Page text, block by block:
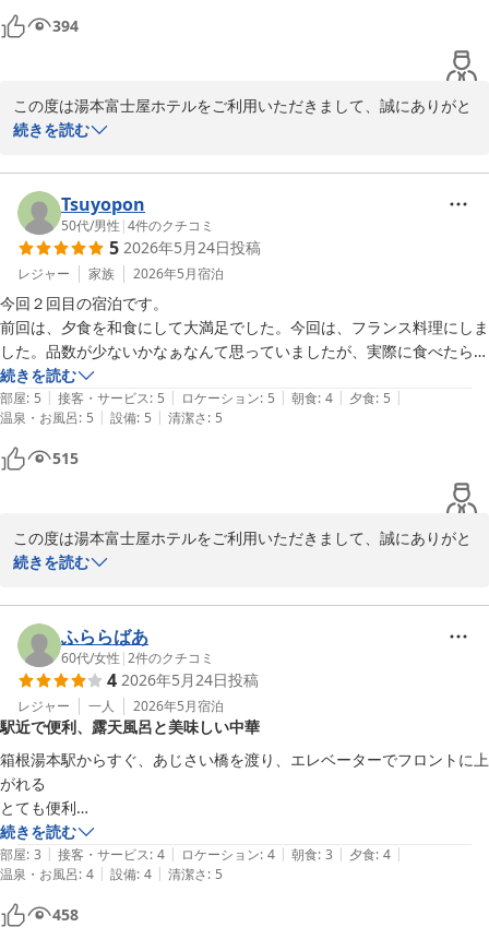
2026-06-30
スできました。もう少しアメニティーが充実していると嬉しかったで
す。次回は家族で来ます！
394
この度は湯本富士屋ホテルをご利用いただきまして、誠にありがと
うございます。
くさんの温かいお言葉をいただき大変嬉しく拝読いたしました。
ご投稿にいただきましたとおり、シングルルームは大変コンパクト
なお部屋ではございますが、快適にお過ごしいただけたご様子に安
心いたしました。
また、温泉やお食事にもご満足いただけた一方で、アメニティの充
実度につきましては、貴重なご意見をいただきありがとうございま
す。
お客様からいただいたお声は関係部署と共有し、より快適にお過ご
しいただけるよう今後のサービス向上の参考とさせていただきま
す。
次回、ご家族の皆様でお越しいただいた際には、さらに素晴らしい
ひとときをご提供できますよう、スタッフ一同精進してまいりま
す。
2026-06-30
続きを読む
Tsuyopon
50代/男性 |4件のクチコミ
5 2026年5月24日投稿
レジャー 家族 2026年5月宿泊
今回２回目の宿泊です。
前回は、夕食を和食にして大満足でした。今回は、フランス料理にしま
した。品数が少ないかなぁなんて思っていましたが、実際に食べたら、
お腹いっぱいでした！味も素晴らしかったです。どの料理も美味しかっ
たですが、最後のデザートが秀逸です。
ただ、朝食のバイキングは、イマイチだったかなぁと思います。
お部屋は、普通の部屋でも綺麗で素晴らしいのですが、グレードアッ
プしていただきありがとうございます。こんなすごい部屋もう２度泊ま
温泉も、ちょうど良い湯加減で最高でした。ただ、温泉の中で外国の
お子様が、歩き回って、タオルでバシャバシャやっていたのがちょっと
残念でした。
続きを読む
部屋: 5 | 接客・サービス: 5 | ロケーション: 5 | 朝食: 4 | 夕食: 5 |
温泉・お風呂: 5 | 設備: 5 | 清潔さ: 5
515
この度は湯本富士屋ホテルをご利用いただきまして、誠にありがと
うございます。
と、重ねて御礼申し上げます。
当日はお部屋に空きがございましたため、アップグレードにてご案
内させていただきました。
ごゆっくりお過ごしいただけたご様子で、大変嬉しく存じます。
お食事はフランス料理をお楽しみいただけたとのこと、デザートま
でご満足いただけましたことは、料理長をはじめスタッフ一同の大
きな励みとなります。
温泉につきましても、湯加減をお気に召していただき光栄でござい
ます。
しかしながら、浴場内でのマナーにつきましては、ご不快な思いを
おかけし申し訳ございませんでした。
皆様に快適にお過ごしいただけますよう、今後もご案内や配慮に努
めてまいります。
また、朝食バイキングにつきましても貴重なご意見をお寄せいただ
続きを読む
ふららばあ
60代/女性 |2件のクチコミ
4 2026年5月24日投稿
レジャー 一人 2026年5月宿泊
駅近で便利、露天風呂と美味しい中華
箱根湯本駅からすぐ、あじさい橋を渡り、エレベーターでフロントに上
がれる
とても便利
対応は丁寧
部屋はお得価格の眺望なしでした　屋根裏部屋のようなこじんまりした
清潔なお部屋でした
お風呂は緑の露天風呂
中華の夕食は、さっぱり下美味しい中華でした
続きを読む
部屋: 3 | 接客・サービス: 4 | ロケーション: 4 | 朝食: 3 | 夕食: 4 |
温泉・お風呂: 4 | 設備: 4 | 清潔さ: 5
458